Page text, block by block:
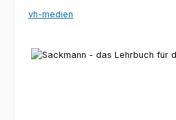
vh-medien
Bildergalerie überspringen